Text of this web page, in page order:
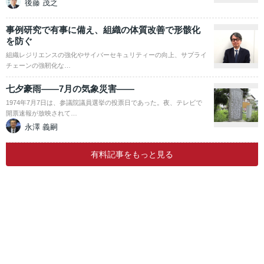
後藤 茂之
事例研究で有事に備え、組織の体質改善で形骸化
を防ぐ
組織レジリエンスの強化やサイバーセキュリティーの向上、サプライ
チェーンの強靭化な…
七夕豪雨――7月の気象災害――
1974年7月7日は、参議院議員選挙の投票日であった。夜、テレビで
開票速報が放映されて…
永澤 義嗣
有料記事をもっと見る